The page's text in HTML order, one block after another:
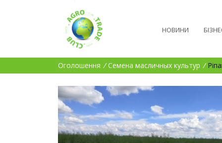
НОВИНИ
Оголошення / Семена масличных культур /